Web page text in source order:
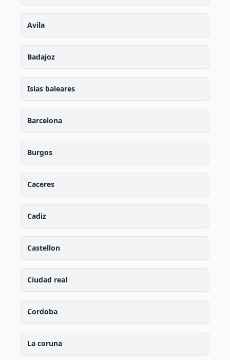
Avila
Badajoz
Islas baleares
Barcelona
Burgos
Caceres
Cadiz
Castellon
Ciudad real
Cordoba
La coruna